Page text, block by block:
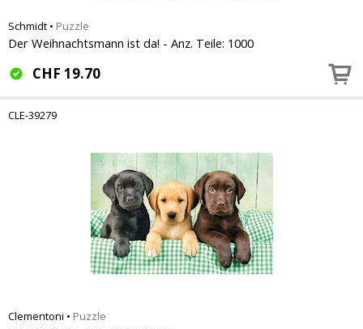
Schmidt • Puzzle
Der Weihnachtsmann ist da! - Anz. Teile: 1000
CHF 19.70
CLE-39279
Clementoni • Puzzle